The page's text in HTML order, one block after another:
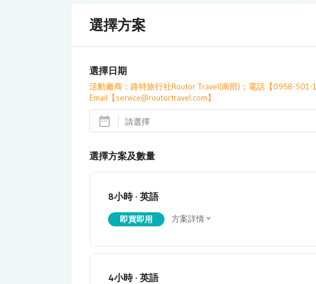
選擇方案
選擇日期
活動廠商：路特旅行社Routor Travel(南部)；電話【0958-501-
Email【service@routortravel.com】
選擇方案及數量
8小時 · 英語
即買即用 方案詳情
4小時 · 英語